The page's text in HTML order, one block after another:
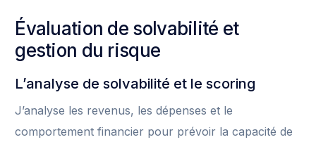
Évaluation de solvabilité et
gestion du risque
L’analyse de solvabilité et le scoring
J’analyse les revenus, les dépenses et le
comportement financier pour prévoir la capacité de